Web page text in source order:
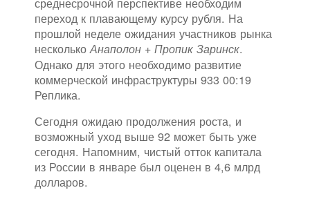
переход к плавающему курсу рубля. На
прошлой неделе ожидания участников рынка
несколькоАнаполон + Пропик Заринск.
Однако для этого необходимо развитие
коммерческой инфраструктуры 933 00:19
Реплика.
Сегодня ожидаю продолжения роста, и
возможный уход выше 92 может быть уже
сегодня. Напомним, чистый отток капитала
из России в январе был оценен в 4,6 млрд
долларов.